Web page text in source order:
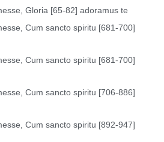
Gloria [65-82] adoramus te
Cum sancto spiritu [681-700]
Cum sancto spiritu [681-700]
Cum sancto spiritu [706-886]
Cum sancto spiritu [892-947]